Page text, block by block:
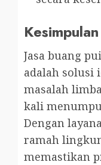
Kesimpulan
Jasa buang
adalah solusi
masalah
kali
Dengan
ramah
memastikan